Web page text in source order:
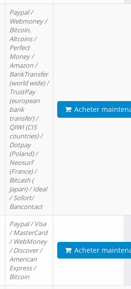
Paypal /
Webmoney /
Bitcoin,
Altcoins /
Perfect
Money /
Amazon /
BankTransfer
(world wide) /
TrustPay
(european
bank
transfer) /
QIWI (CIS
countries) /
Dotpay
(Poland) /
Neosurf
(France) /
Bitcash (
Japan) / Ideal
/ Sofort/
Bancontact
Acheter
Paypal / Visa
/ MasterCard
/ WebMoney
/ Discover /
American
Express /
Bitcoin
Acheter